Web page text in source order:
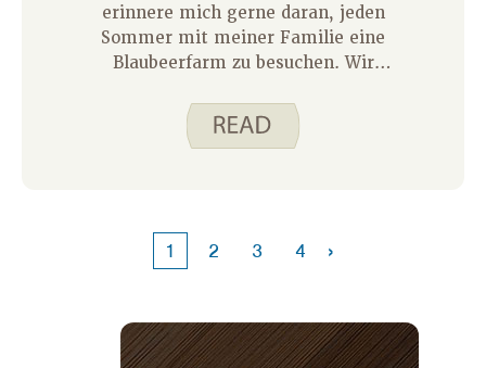
erinnere mich gerne daran, jeden
Sommer mit meiner Familie eine
Blaubeerfarm zu besuchen. Wir
Bäuchen und großen Eimern praller
Beeren, die wir mit nach Hause
Blaubeermarmelade und vielen
Blaubeermilchshakes. Die Liebe
weitergegeben, die an den meisten
Tagen Beeren als süße Leckerei
1 2 3 4 ›